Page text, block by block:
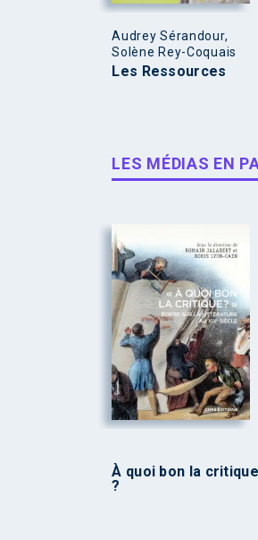
Audrey Sérandour,
Solène Rey-Coquais
Les Ressources
LES MÉDIAS EN
À quoi bon la critique
?